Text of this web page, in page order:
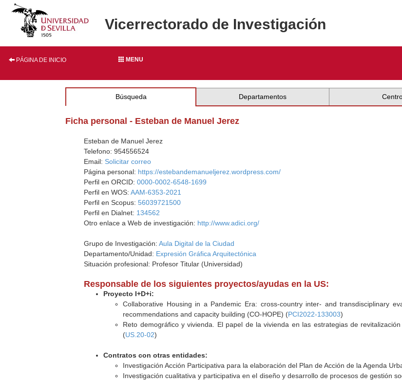
Vicerrectorado de Investigación
PÁGINA DE INICIO MENU
Búsqueda Departamentos
Ficha personal - Esteban de Manuel Jerez
Esteban de Manuel Jerez
Telefono: 954556524
Email: Solicitar correo
Página personal: https://estebandemanueljerez.wordpress.com/
Perfil en ORCID:0000-0002-6548-1699
Perfil en WOS:AAM-6353-2021
Perfil en Scopus:56039721500
Perfil en Dialnet: 134562
Otro enlace a Web de investigación: http://www.adici.org/
Grupo de Investigación:Aula Digital de la Ciudad
Departamento/Unidad: Expresión Gráfica Arquitectónica
Situación profesional: Profesor Titular (Universidad)
Responsable de los siguientes proyectos/ayudas en la US:
Proyecto I+D+i:
Collaborative Housing in a Pandemic Era: cross-country inter- and transdisciplinary
recommendations and capacity building (CO-HOPE) (PCI2022-133003)
Reto demográfico y vivienda. El papel de la vivienda en las estrategias de
(US.20-02)
Contratos con otras entidades:
Investigación Acción Participativa para la elaboración del Plan de Acción de la Agenda
Investigación cualitativa y participativa en el diseño y desarrollo de procesos de gestión